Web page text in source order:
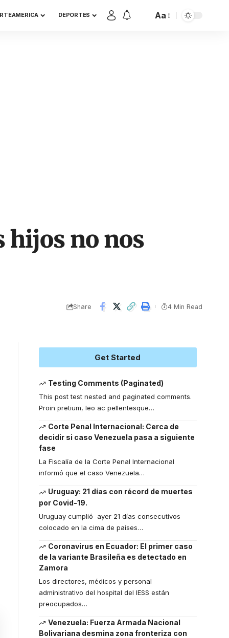
DEPORTES Aa
hijos no nos
Share 4 Min Read
Get Started
Testing Comments (Paginated)
This post test nested and paginated comments.
Proin pretium, leo ac pellentesque…
Corte Penal Internacional: Cerca de
decidir si caso Venezuela pasa a siguiente
fase
La Fiscalía de la Corte Penal Internacional
informó que el caso Venezuela…
Uruguay: 21 días con récord de muertes
por Covid-19.
Uruguay cumplió ayer 21 días consecutivos
colocado en la cima de países…
Coronavirus en Ecuador: El primer caso
de la variante Brasileña es detectado en
Zamora
Los directores, médicos y personal
administrativo del hospital del IESS están
preocupados…
Venezuela: Fuerza Armada Nacional
Bolivariana desmina zona fronteriza con